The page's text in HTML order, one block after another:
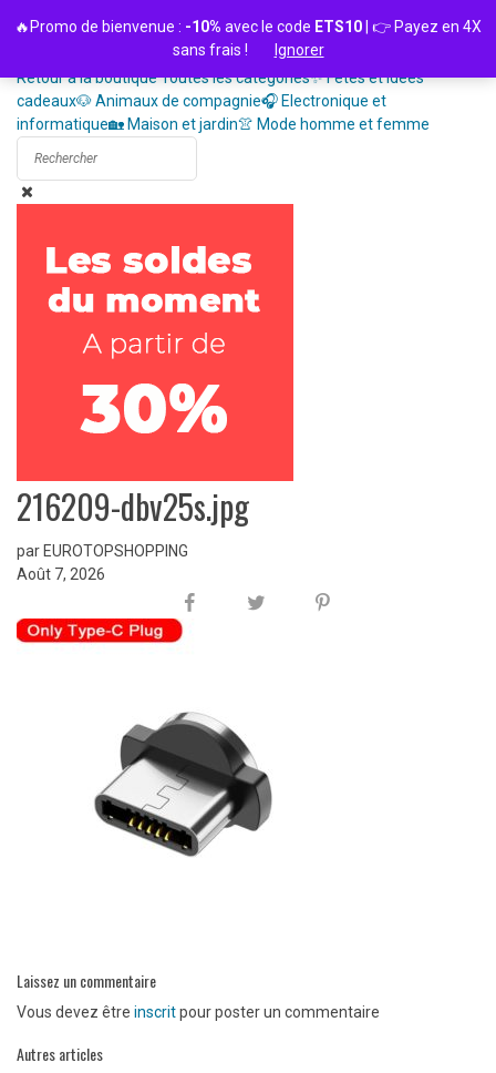
Retour à la boutiqueToutes les catégories✨ Fêtes et idées
cadeaux🐶 Animaux de compagnie🎧 Electronique et
informatique🏡 Maison et jardin👚 Mode homme et femme
216209-dbv25s.jpg
par EUROTOPSHOPPING
Août 7, 2026
Laissez un commentaire
Vous devez être inscritpour poster un commentaire
Autres articles
🔥Promo de bienvenue : -10% avec le code ETS10 | 👉 Payez en 4X
sans frais !
Ignorer